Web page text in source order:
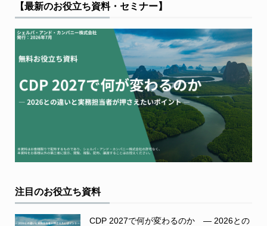
【最新のお役立ち資料・セミナー】
注目のお役立ち資料
CDP 2027で何が変わるのか ― 2026との